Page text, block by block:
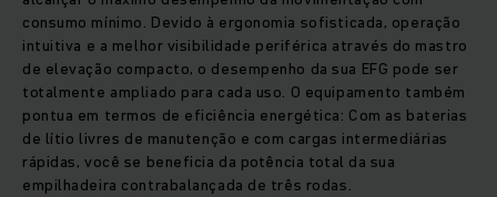
consumo mínimo. Devido à ergonomia sofisticada, operação
intuitiva e a melhor visibilidade periférica através do mastro
de elevação compacto, o desempenho da sua EFG pode ser
totalmente ampliado para cada uso. O equipamento também
pontua em termos de eficiência energética: Com as baterias
de lítio livres de manutenção e com cargas intermediárias
rápidas, você se beneficia da potência total da sua
empilhadeira contrabalançada de três rodas.